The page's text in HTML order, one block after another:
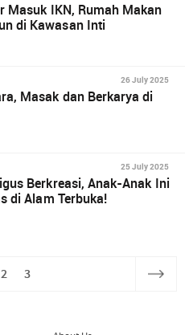
Masuk IKN, Rumah Makan
di Kawasan Inti
26 July 2025
Masak dan Berkarya di
25 July 2025
Berkreasi, Anak-Anak Ini
di Alam Terbuka!
2 3